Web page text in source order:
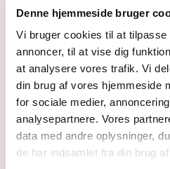
Denne hjemmeside bruger
Vi bruger cookies til at tilpasse
annoncer, til at vise dig
at analysere vores trafik. Vi
din brug af vores hjemmeside
for sociale medier,
analysepartnere. Vores
data med andre oplysninger,
de har indsamlet fra din brug
ofte belagt med
hellere en tefal eller
forme i ovnfast keramik:
http://
product=3816
Svar
Iben Henriette
7. dec 2010 kl. 18:30